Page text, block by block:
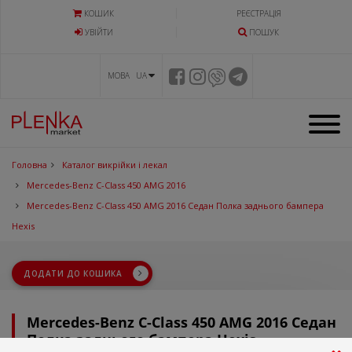
КОШИК
РЕЄСТРАЦІЯ
УВIЙТИ
ПОШУК
МОВА UA
Головна
Каталог викрійки і лекал
Mercedes-Benz C-Class 450 AMG 2016
Mercedes-Benz C-Class 450 AMG 2016 Седан Полка заднього бампера
Hexis
ДОДАТИ ДО КОШИКА
Mercedes-Benz C-Class 450 AMG 2016 Седан
Полка заднього бампера Hexis